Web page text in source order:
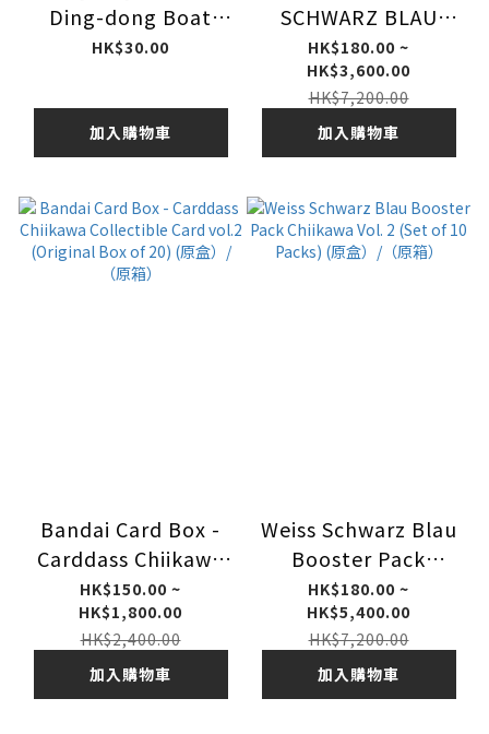
Ding-dong Boat
(with figure) 微影 多
HK$30.00
加入購物車
SCHWARZ BLAU
BOOSTER PACK
DISNEY
CHARACTERS BOX
(原盒)
HK$180.00 ~
HK$3,600.00
HK$7,200.00
加入購物車
Bandai Card Box -
Carddass Chiikawa
Collectible Card
vol.2 (Original Box
of 20) (原盒）/（原
箱）
HK$150.00 ~
HK$1,800.00
HK$2,400.00
加入購物車
Weiss Schwarz Blau
Booster Pack
Chiikawa Vol. 2 (Set
of 10 Packs) (原盒）/
（原箱）
HK$180.00 ~
HK$5,400.00
HK$7,200.00
加入購物車